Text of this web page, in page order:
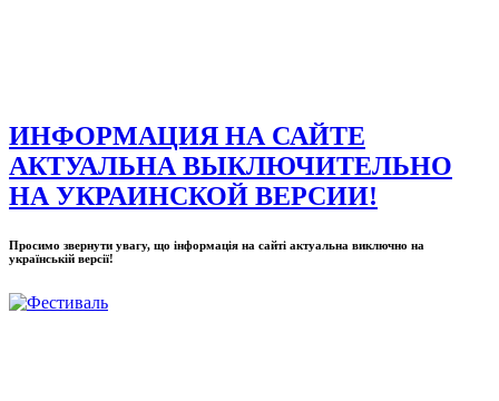
ИНФОРМАЦИЯ НА САЙТЕ
АКТУАЛЬНА ВЫКЛЮЧИТЕЛЬНО
НА УКРАИНСКОЙ ВЕРСИИ!
Просимо звернути увагу, що інформація на сайті актуальна виключно на
українській версії!